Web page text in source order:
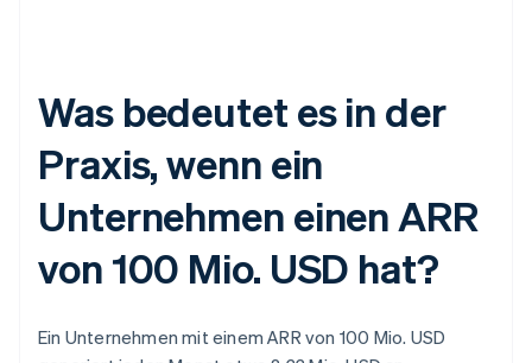
Was bedeutet es in der
Praxis, wenn ein
Unternehmen einen ARR
von 100 Mio. USD hat?
Ein Unternehmen mit einem ARR von 100 Mio. USD